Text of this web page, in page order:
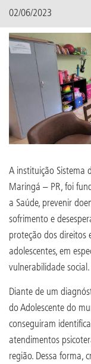
02/06/2023
A instituição Sistema
Maringá – PR, foi
a Saúde, prevenir
sofrimento e
proteção dos direitos
adolescentes, em
vulnerabilidade social.
Diante de um
do Adolescente do
conseguiram
atendimentos
região. Dessa forma,